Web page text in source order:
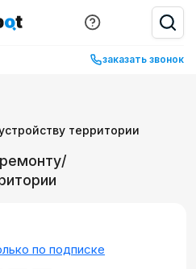
заказать звонок
территории
по подписке